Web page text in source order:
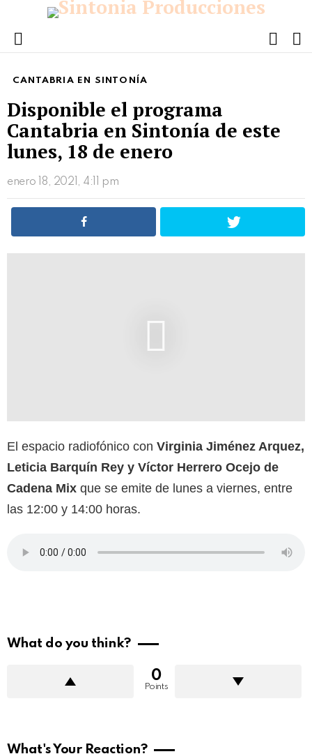
Menu
CANTABRIA EN SINTONÍA
Disponible el programa
Cantabria en Sintonía de este
lunes, 18 de enero
enero 18, 2021, 4:11 pm
El espacio radiofónico con Virginia Jiménez Arquez,
Leticia Barquín Rey y Víctor Herrero Ocejo de
Cadena Mix que se emite de lunes a viernes, entre
las 12:00 y 14:00 horas.
What do you think?
0
Points
What's Your Reaction?